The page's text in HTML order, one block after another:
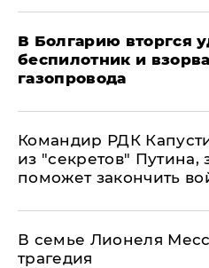
В Болгарию вторгся
беспилотник и
газопровода
Командир РДК
из "секретов" Путина,
поможет закончить
В семье Лионеля
трагедия